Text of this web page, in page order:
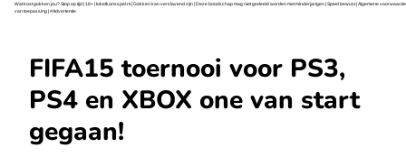
Wat kost gokken jou? Stop op tijd | 18+ | loketkansspel.nl | Gokken kan verslavend zijn | Deze boodschap mag niet gedeeld worden met minderjarigen | Speel bewust | Algemene
van toepassing | #Advertentie
FIFA15 toernooi voor PS3,
PS4 en XBOX one van start
gegaan!